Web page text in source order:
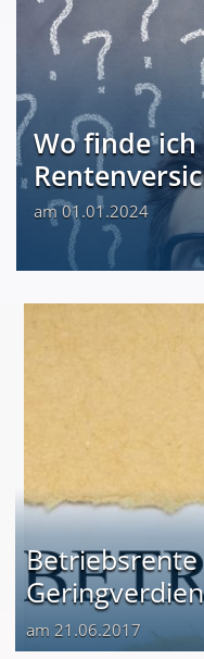
Wo finde
am 01.01.2024
am 21.06.2017